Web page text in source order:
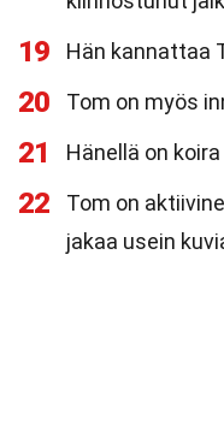
19 Hän kannattaa
20 Tom on myös
21 Hänellä on
22
Tom on
jakaa usein